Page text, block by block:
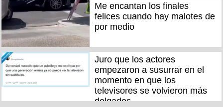
Me encantan los finales
felices cuando hay malotes de
por medio
Juro que los actores
empezaron a susurrar en el
momento en que los
televisores se volvieron más
delgados